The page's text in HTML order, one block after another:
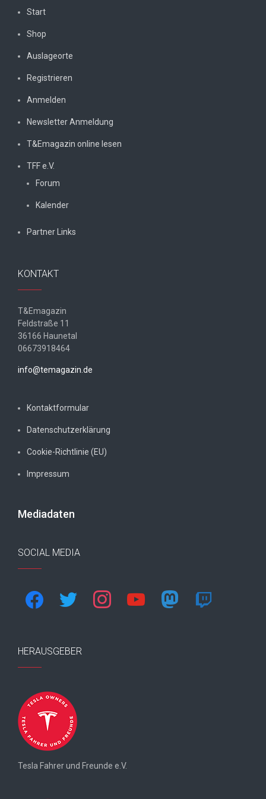
Start
Shop
Auslageorte
Registrieren
Anmelden
Newsletter Anmeldung
T&Emagazin online lesen
TFF e.V.
Forum
Kalender
Partner Links
KONTAKT
T&Emagazin
Feldstraße 11
36166 Haunetal
06673918464
info@temagazin.de
Kontaktformular
Datenschutzerklärung
Cookie-Richtlinie (EU)
Impressum
Mediadaten
SOCIAL MEDIA
facebook twitter instagram youtube mastodon twitch
HERAUSGEBER
Tesla Fahrer und Freunde e.V.